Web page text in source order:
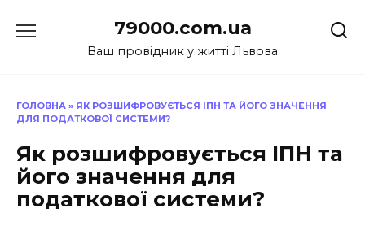
до
79000.com.ua
Ваш провідник у житті Львова
ГОЛОВНА » ЯК РОЗШИФРОВУЄТЬСЯ ІПН ТА ЙОГО ЗНАЧЕННЯ
ДЛЯ ПОДАТКОВОЇ СИСТЕМИ?
Як розшифровується ІПН та
його значення для
податкової системи?